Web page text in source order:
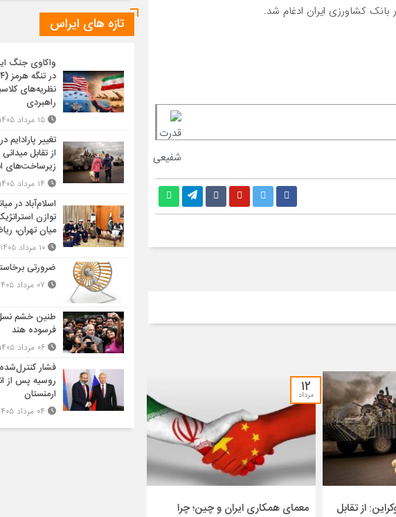
از تقابل
۱۲
مرداد
معمای همکاری ایران و چین؛ چرا
تازه های ایراس
واکاوی جنگ
نظریه‌های
راهبردی
تغییر پارادایم
از تقابل
زیرساخت‌های
اسلام‌آباد در
توازن
میان تهران،
ضرورتی
طنین خشم
فرسوده هند
فشار
روسیه پس از
ارمنستان